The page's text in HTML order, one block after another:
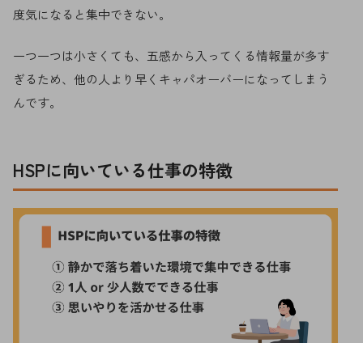
度気になると集中できない。
一つ一つは小さくても、五感から入ってくる情報量が多す
ぎるため、他の人より早くキャパオーバーになってしまう
んです。
HSPに向いている仕事の特徴